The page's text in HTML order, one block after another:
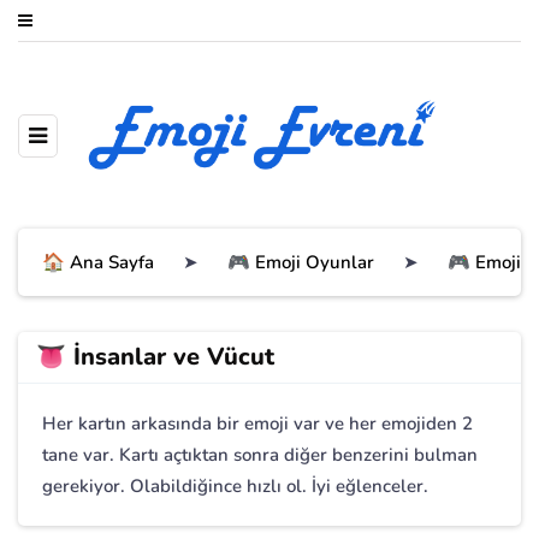
🏠 Ana Sayfa ➤ 🎮 Emoji Oyunlar ➤ 🎮 Emoji
👅 İnsanlar ve Vücut
Her kartın arkasında bir emoji var ve her emojiden 2
tane var. Kartı açtıktan sonra diğer benzerini bulman
gerekiyor. Olabildiğince hızlı ol. İyi eğlenceler.